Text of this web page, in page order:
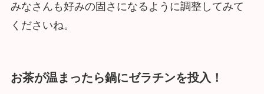
みなさんも好みの固さになるように調整してみて
くださいね。
お茶が温まったら鍋にゼラチンを投入！